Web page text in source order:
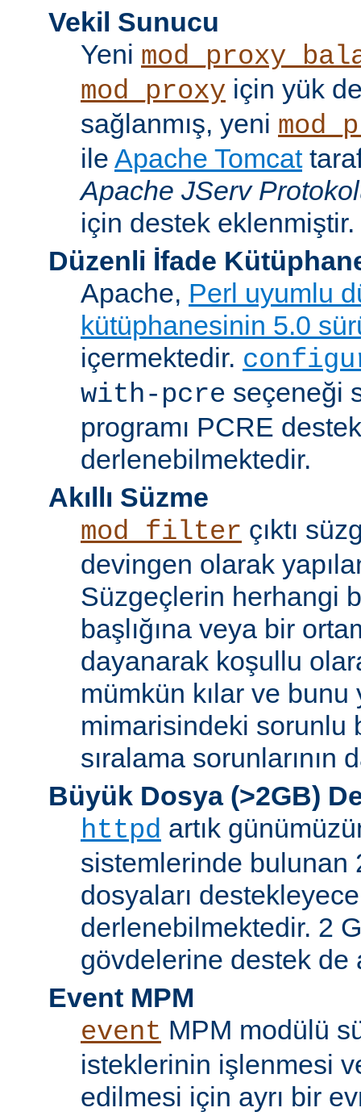
Vekil Sunucu
Yeni
mod_proxy için yük
sağlanmış, yeni
ile Apache Tomcat
Apache JServ
için destek eklenmiştir.
Düzenli İfade
Apache, Perl uyumlu
kütüphanesinin 5.0
içermektedir.
with-pcre seçeneği
programı PCRE
derlenebilmektedir.
Akıllı Süzme
mod_filter çıktı
devingen olarak
Süzgeçlerin herhangi
başlığına veya bir
dayanarak koşullu
mümkün kılar ve
mimarisindeki sorunlu
sıralama sorunlarının
Büyük Dosya (>2GB)
httpd artık
sistemlerinde bulunan
dosyaları
derlenebilmektedir. 2
gövdelerine destek de
Event MPM
event MPM modülü
isteklerinin işlenmesi
edilmesi için ayrı bir